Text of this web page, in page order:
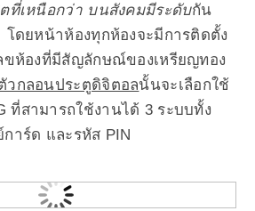
ที่เหนือกว่า บนสังคมมีระดับกัน
โดยหน้าห้องทุกห้องจะมีการติดตั้ง
ขห้องที่มีสัญลักษณ์ของเหรียญทอง
วกลอนประตูดิจิตอลนั้นจะเลือกใช้
ที่สามารถใช้งานได้ 3 ระบบทั้ง
าร์ด และรหัส PIN